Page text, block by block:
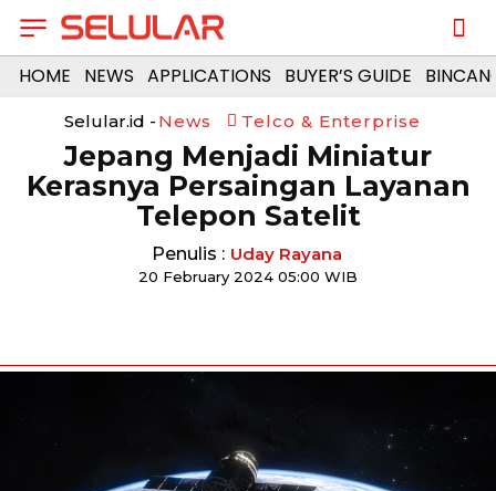
HOME NEWS APPLICATIONS BUYER’S GUIDE
Selular.id - News Telco & Enterprise
Jepang Menjadi Miniatur
Kerasnya Persaingan Layanan
Telepon Satelit
Penulis : Uday Rayana
20 February 2024 05:00 WIB